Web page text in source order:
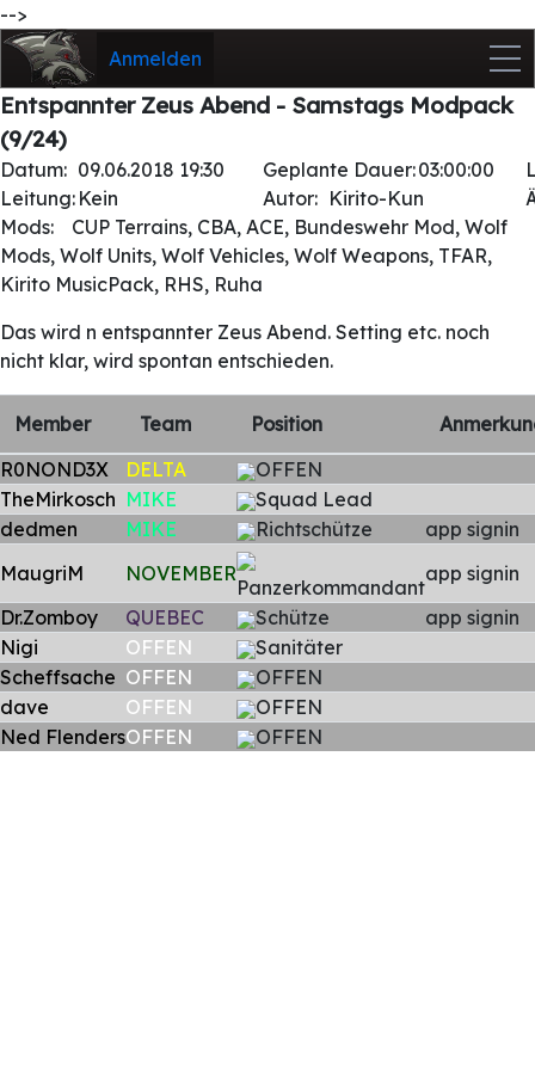
-->
Anmelden
Entspannter Zeus Abend - Samstags Modpack
(9/24)
Datum: 09.06.2018 19:30 Geplante Dauer:03:00:00
Leitung: Kein Autor: Kirito-Kun
Mods:
CUP Terrains, CBA, ACE, Bundeswehr Mod, Wolf
Mods, Wolf Units, Wolf Vehicles, Wolf Weapons, TFAR,
Kirito MusicPack, RHS, Ruha
Das wird n entspannter Zeus Abend. Setting etc. noch
nicht klar, wird spontan entschieden.
Member Team Position
R0NOND3X
DELTA
OFFEN
TheMirkosch MIKE
Squad Lead
dedmen
MIKE Richtschütze
app signin
MaugriM
NOVEMBER
Panzerkommandant
app signin
Dr.Zomboy
QUEBEC Schütze
app signin
Nigi
OFFEN
Sanitäter
Scheffsache OFFEN
OFFEN
dave
OFFEN
OFFEN
Ned FlendersOFFEN OFFEN